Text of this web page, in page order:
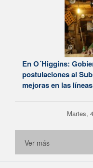
En O´Higgins:
postulaciones al
mejoras en las
Martes,
Ver más